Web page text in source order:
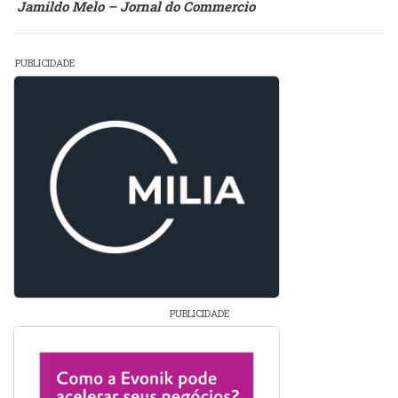
Jamildo Melo – Jornal do Commercio
PUBLICIDADE
PUBLICIDADE